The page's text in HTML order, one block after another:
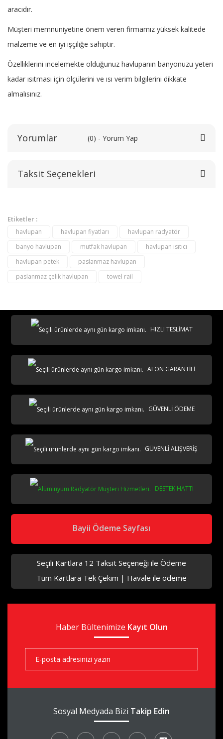
aracıdır.
Müşteri memnuniyetine önem veren firmamız yüksek kalitede
malzeme ve en iyi işçiliğe sahiptir.
Özelliklerini incelemekte olduğunuz havlupanın banyonuzu yeteri
kadar ısıtması için ölçülerini ve ısı verim bilgilerini dikkate
almalısınız.
Yorumlar (0) - Yorum Yap
Bu ürüne ilk yorumu siz yapın!
Taksit Seçenekleri
Etiketler :
havlupan havlupan fiyatları
havlupan radyatör
banyo havlupan
mutfak havlupan
havlupan ısıtıcı
havlupan petek
paslanmaz havlupan
paslanmaz çelik havlupan
towel rail
HIZLI TESLİMAT
AEON GARANTİLİ
GÜVENLİ ÖDEME
GÜVENLİ ALIŞVERİŞ
DESTEK HATTI
Bayii Ödeme Sayfası
Seçili Kartlara 12 Taksit Seçeneği ile Ödeme
Tüm Kartlara Tek Çekim | Havale ile ödeme
Haber Bültenimize Kayıt Olun
Sosyal Medyada Bizi Takip Edin